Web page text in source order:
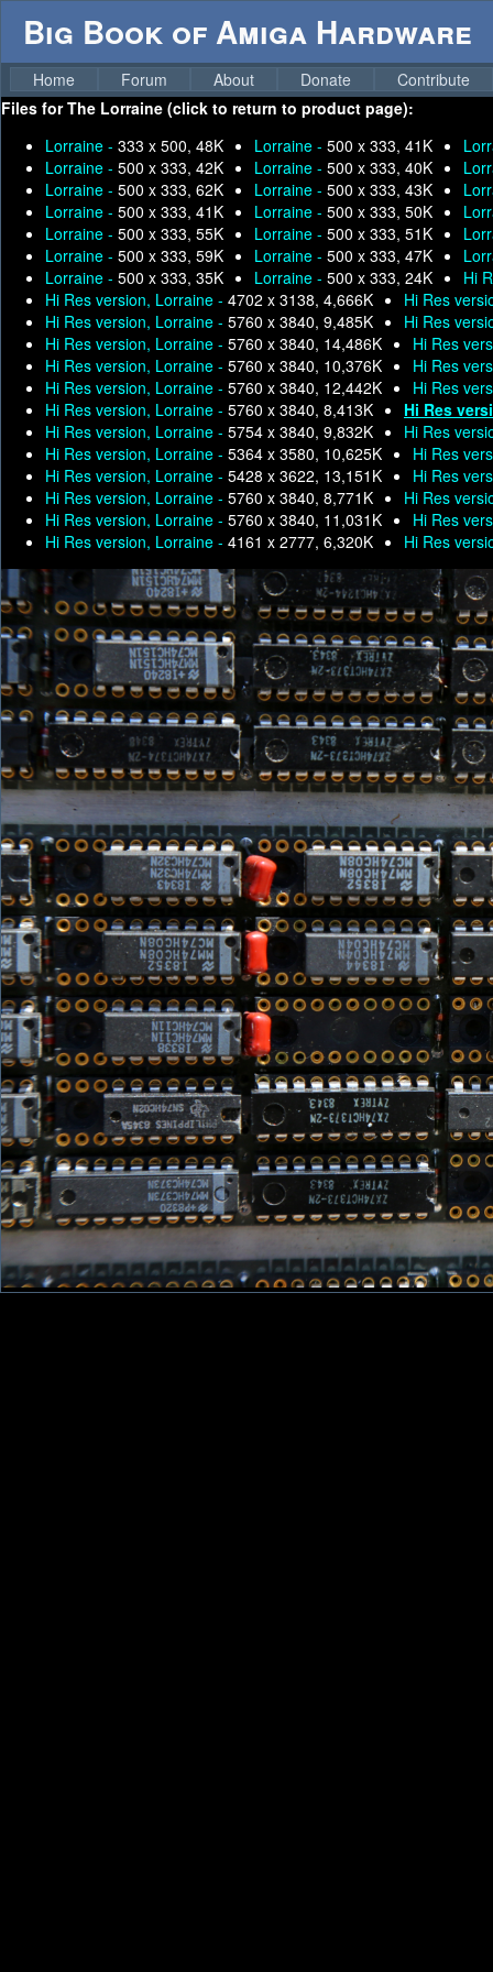
Big Book of Amiga Hardware
Home Forum About Donate
Contribute
Files forThe Lorraine (click to return to product page):
Lorraine - 333 x 500, 48K Lorraine - 500 x 333, 41K
Lorraine - 500 x 333, 42K Lorraine - 500 x 333, 40K
Lorraine - 500 x 333, 62K Lorraine - 500 x 333, 43K
Lorraine - 500 x 333, 41K Lorraine - 500 x 333, 50K
Lorraine - 500 x 333, 55K Lorraine - 500 x 333, 51K
Lorraine - 500 x 333, 59K Lorraine - 500 x 333, 47K
Lorraine - 500 x 333, 35K Lorraine - 500 x 333, 24K
Hi
Hi Res version, Lorraine - 4702 x 3138, 4,666K
Hi Res
Hi Res version, Lorraine - 5760 x 3840, 9,485K
Hi Res
Hi Res version, Lorraine - 5760 x 3840, 14,486K
Hi Res
Hi Res version, Lorraine - 5760 x 3840, 10,376K
Hi Res
Hi Res version, Lorraine - 5760 x 3840, 12,442K
Hi Res
Hi Res version, Lorraine - 5760 x 3840, 8,413K
Hi Res
Hi Res version, Lorraine - 5754 x 3840, 9,832K
Hi Res
Hi Res version, Lorraine - 5364 x 3580, 10,625K
Hi Res
Hi Res version, Lorraine - 5428 x 3622, 13,151K
Hi Res
Hi Res version, Lorraine - 5760 x 3840, 8,771K
Hi Res
Hi Res version, Lorraine - 5760 x 3840, 11,031K
Hi Res
Hi Res version, Lorraine - 4161 x 2777, 6,320K Hi Res